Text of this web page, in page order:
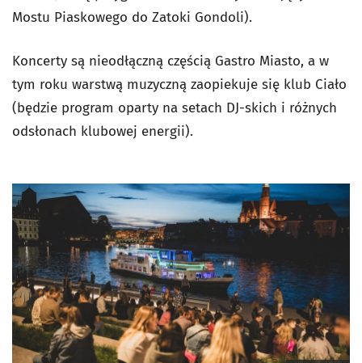
Mostu Piaskowego do Zatoki Gondoli).
Koncerty są nieodłączną częścią Gastro Miasto, a w
tym roku warstwą muzyczną zaopiekuje się klub Ciało
(będzie program oparty na setach DJ-skich i różnych
odsłonach klubowej energii).